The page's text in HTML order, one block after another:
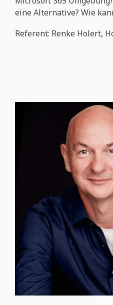
eine Alternative? Wie
Referent: Renke Holert,